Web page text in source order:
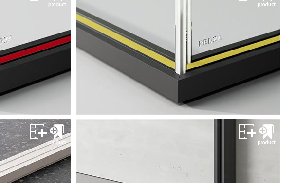
پارتیشن اداری پدزا
پارتیشن پِدزا
سیستم های پارتیشن اداری
پارتیشن اداری پدزا
پارتیشن پِدزا
سیستم های پارتیشن اداری